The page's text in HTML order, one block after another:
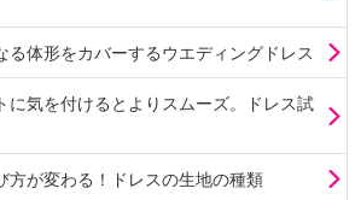
る体形をカバーするウエディングドレス
に気を付けるとよりスムーズ。ドレス試
方が変わる！ドレスの生地の種類